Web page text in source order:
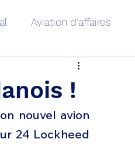
Aviation d'affaires
Art & Aviation
aéronautique
!
nouvel avion
24 Lockheed